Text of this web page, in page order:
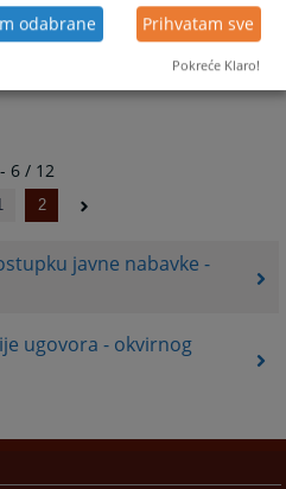
javne nabavke -
ugovora - okvirnog
6 / 12
2
odabrane Prihvatam sve
Pokreće Klaro!